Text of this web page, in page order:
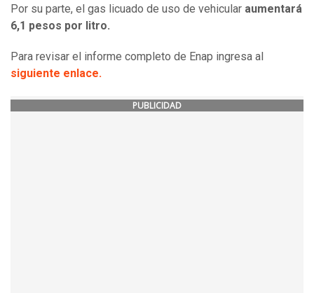
Por su parte, el gas licuado de uso de vehicular aumentará
6,1 pesos por litro.
Para revisar el informe completo de Enap ingresa al
siguiente enlace.
PUBLICIDAD